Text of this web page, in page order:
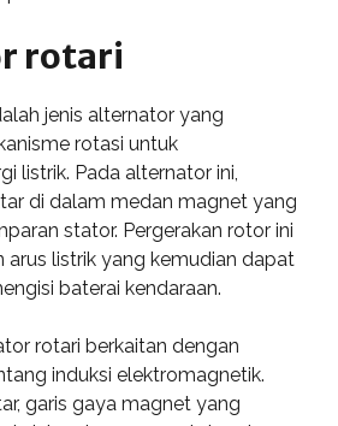
rotari
jenis alternator yang
rotasi untuk
listrik. Pada alternator ini,
di dalam medan magnet yang
stator. Pergerakan rotor ini
arus listrik yang kemudian dapat
baterai kendaraan.
rotari berkaitan dengan
induksi elektromagnetik.
garis gaya magnet yang